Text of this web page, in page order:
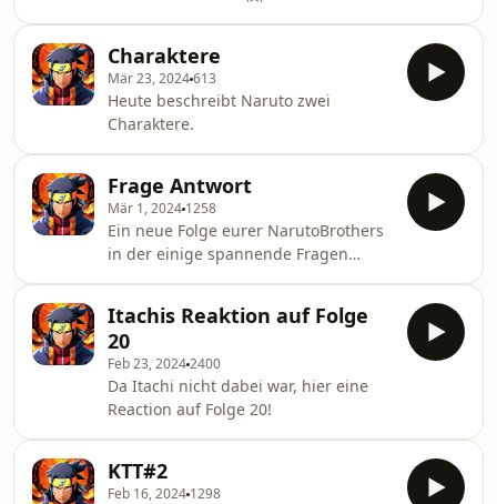
Charaktere
Mär 23, 2024613
Heute beschreibt Naruto zwei
Charaktere.
Frage Antwort
Mär 1, 2024 1258
Ein neue Folge eurer NarutoBrothers
in der einige spannende Fragen
Itachis Reaktion auf Folge
20
Feb 23, 20242400
Da Itachi nicht dabei war, hier eine
Reaction auf Folge 20!
KTT#2
Feb 16, 2024 1298